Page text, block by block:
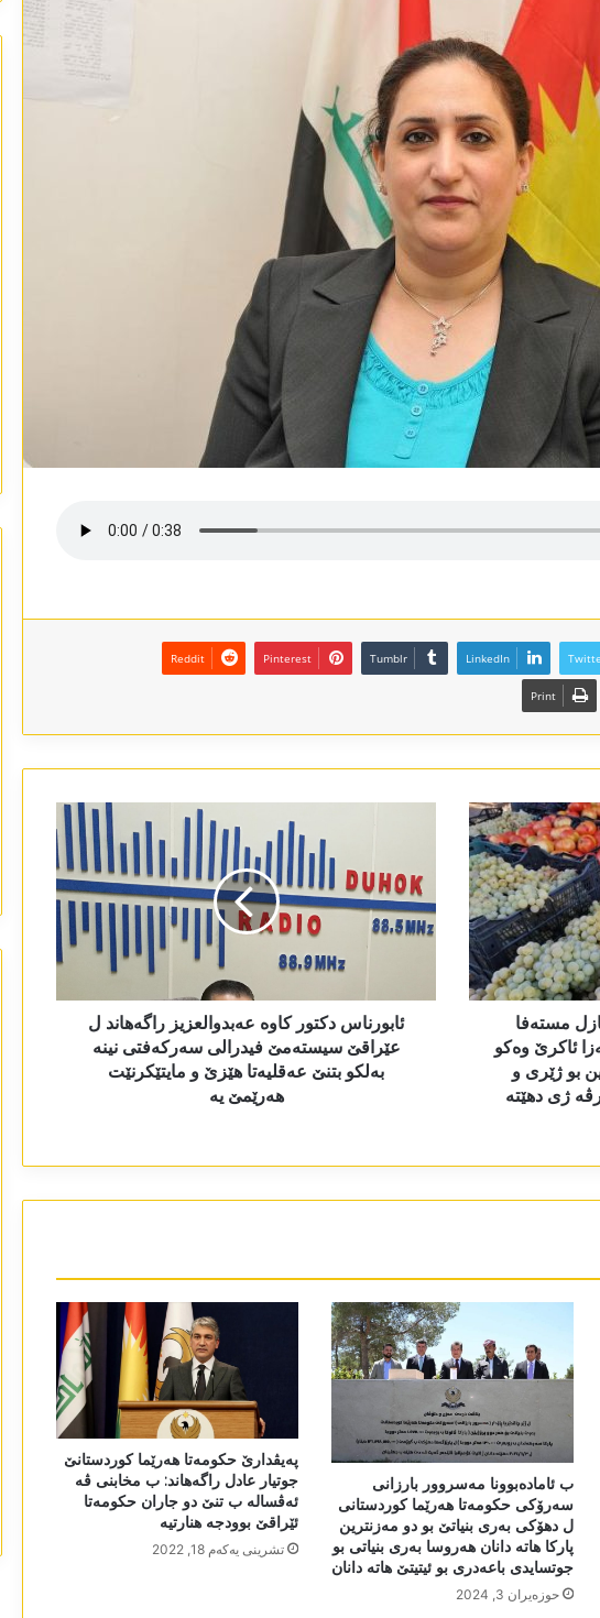
LinkedIn
Tumblr
Pinterest
Reddit
Print
مستەفا
ئاکرێ وەکو
بو ژێری و
ژی دھێتە
ئابورناس دکتور کاوە عەبدوالعزیز راگەھاند ل
عێراقێ سیستەمێ فیدرالی سەرکەفتی نینە
بەلکو بتنێ عەقلیەتا ھێزێ و مایتێکرنێت
ھەرێمێ یە
ب ئامادەبوونا مەسروور بارزانی
سەرۆکی حکومەتا ھەرێما کوردستانی
ل دھۆکی بەری بنیاتێ بو دو مەزنترین
پارکا ھاتە دانان ھەروسا بەری بنیاتی بو
جوتسایدی باعەدری بو ئیتیتێ ھاتە دانان
حوزه‌یران 3, 2024
پەیڤدارێ حکومەتا ھەرێما کوردستانێ
جوتیار عادل راگەھاند: ب مخابنی ڤە
ئەڤسالە ب تنێ دو جاران حکومەتا
ئێراقێ بوودجە ھنارتیە
تشرینی یه‌كه‌م 18, 2022